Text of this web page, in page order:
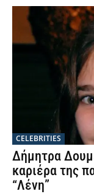
CELEBRITIES
Δήμητρα
καριέρα της
“Λένη”